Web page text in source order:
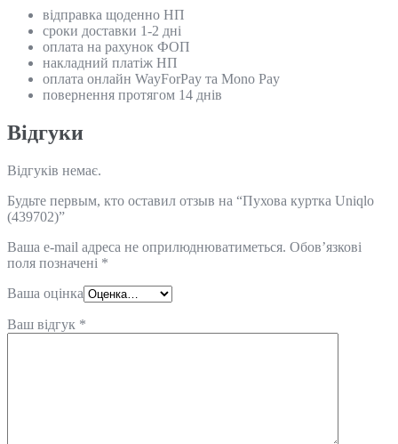
відправка щоденно НП
сроки доставки 1-2 дні
оплата на рахунок ФОП
накладний платіж НП
оплата онлайн WayForPay та Mono Pay
повернення протягом 14 днів
Відгуки
Відгуків немає.
Будьте первым, кто оставил отзыв на “Пухова куртка Uniqlo
(439702)”
Ваша e-mail адреса не оприлюднюватиметься. Обов’язкові
поля позначені *
Ваша оцінка
Ваш відгук *